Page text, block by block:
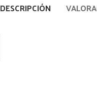
DESCRIPCIÓN